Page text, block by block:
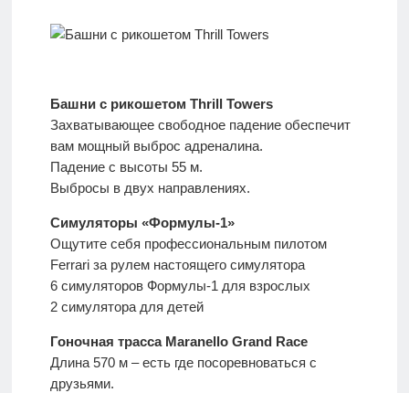
Башни с рикошетом Thrill Towers
Захватывающее свободное падение обеспечит
вам мощный выброс адреналина.
Падение с высоты 55 м.
Выбросы в двух направлениях.
Симуляторы «Формулы-1»
Ощутите себя профессиональным пилотом
Ferrari за рулем настоящего симулятора
6 симуляторов Формулы-1 для взрослых
2 симулятора для детей
Гоночная трасса Maranello Grand Race
Длина 570 м – есть где посоревноваться с
друзьями.